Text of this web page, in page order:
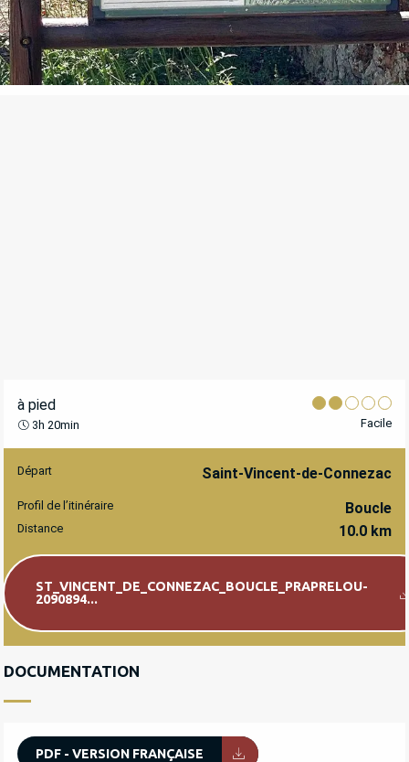
à pied
3h 20min Facile
INFORMATIONS PRATIQUES
Départ Saint-Vincent-de-Connezac
Profil de l’itinéraire Boucle
Distance 10.0 km
Documentation
ST_VINCENT_DE_CONNEZAC_BOUCLE_PRAPRELOU-
2090894...
DOCUMENTATION
PDF - VERSION FRANÇAISE